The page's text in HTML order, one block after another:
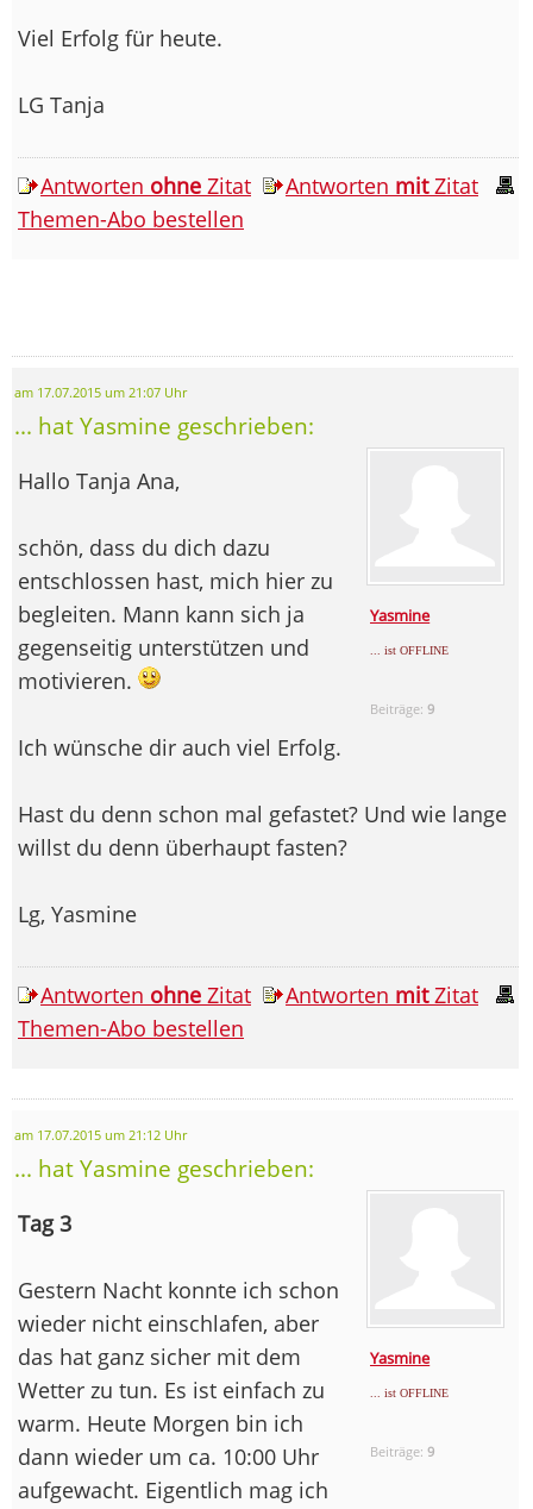
Viel Erfolg für heute.
LG Tanja
Antworten ohne Zitat Antworten mitZitat
Themen-Abo bestellen
am 17.07.2015 um 21:07 Uhr
... hat Yasmine geschrieben:
Yasmine
... ist OFFLINE
Beiträge:9
Hallo Tanja Ana,
schön, dass du dich dazu
entschlossen hast, mich hier zu
begleiten. Mann kann sich ja
gegenseitig unterstützen und
motivieren.
Ich wünsche dir auch viel Erfolg.
Hast du denn schon mal gefastet? Und wie lange
willst du denn überhaupt fasten?
Lg, Yasmine
Antworten ohne Zitat Antworten mitZitat
Themen-Abo bestellen
am 17.07.2015 um 21:12 Uhr
... hat Yasmine geschrieben:
Yasmine
... ist OFFLINE
Beiträge:9
Tag 3
Gestern Nacht konnte ich schon
wieder nicht einschlafen, aber
das hat ganz sicher mit dem
Wetter zu tun. Es ist einfach zu
warm. Heute Morgen bin ich
dann wieder um ca. 10:00 Uhr
aufgewacht. Eigentlich mag ich